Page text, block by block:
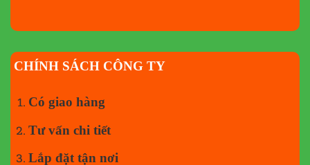
CHÍNH SÁCH CÔNG TY
Có giao hàng
Tư vấn chi tiết
Lắp đặt tận nơi